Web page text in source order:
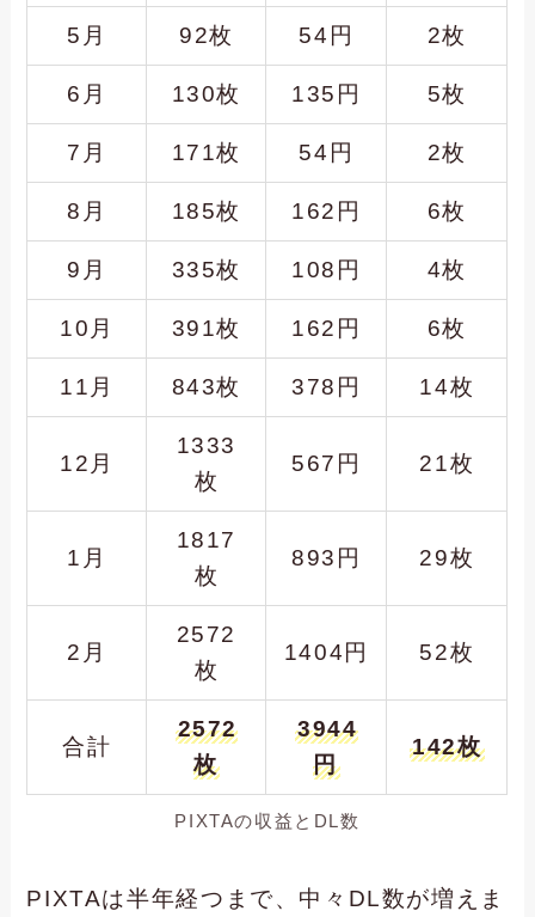
5月 92枚 54円 2枚
6月 130枚 135円 5枚
7月 171枚 54円 2枚
8月 185枚 162円 6枚
9月 335枚 108円 4枚
10月 391枚 162円 6枚
11月 843枚 378円 14枚
12月
1333
枚
567円 21枚
1月
1817
枚
893円 29枚
2月
2572
枚
1404円 52枚
合計
2572
枚
3944
円
142枚
PIXTAの収益とDL数
PIXTAは半年経つまで、中々DL数が増えま